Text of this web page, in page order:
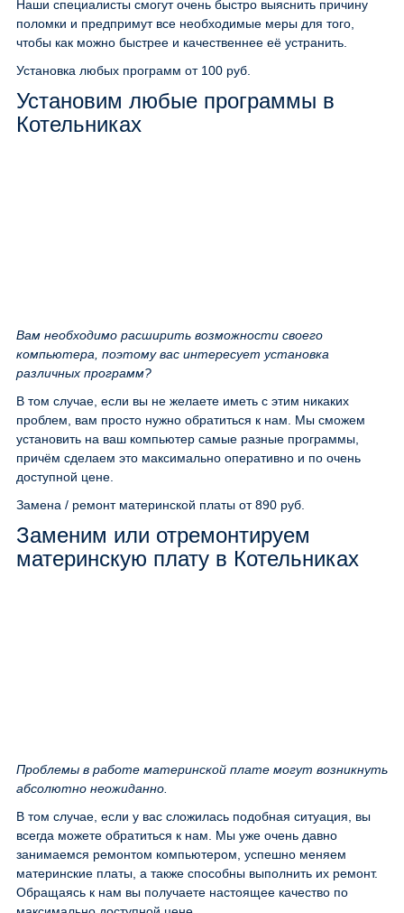
Наши специалисты смогут очень быстро выяснить причину
поломки и предпримут все необходимые меры для того,
чтобы как можно быстрее и качественнее её устранить.
Установка любых программ от 100 руб.
Установим любые программы в
Котельниках
Вам необходимо расширить возможности своего
компьютера, поэтому вас интересует установка
различных программ?
В том случае, если вы не желаете иметь с этим никаких
проблем, вам просто нужно обратиться к нам. Мы сможем
установить на ваш компьютер самые разные программы,
причём сделаем это максимально оперативно и по очень
доступной цене.
Замена / ремонт материнской платы от 890 руб.
Заменим или отремонтируем
материнскую плату в Котельниках
Проблемы в работе материнской плате могут возникнуть
абсолютно неожиданно.
В том случае, если у вас сложилась подобная ситуация, вы
всегда можете обратиться к нам. Мы уже очень давно
занимаемся ремонтом компьютером, успешно меняем
материнские платы, а также способны выполнить их ремонт.
Обращаясь к нам вы получаете настоящее качество по